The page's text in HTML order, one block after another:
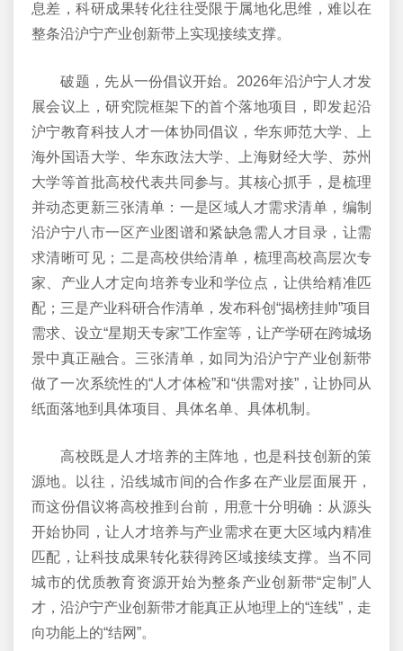
息差，科研成果转化往往受限于属地化思维，难以在
整条沿沪宁产业创新带上实现接续支撑。
破题，先从一份倡议开始。2026年沿沪宁人才发
展会议上，研究院框架下的首个落地项目，即发起沿
沪宁教育科技人才一体协同倡议，华东师范大学、上
海外国语大学、华东政法大学、上海财经大学、苏州
大学等首批高校代表共同参与。其核心抓手，是梳理
并动态更新三张清单：一是区域人才需求清单，编制
沿沪宁八市一区产业图谱和紧缺急需人才目录，让需
求清晰可见；二是高校供给清单，梳理高校高层次专
家、产业人才定向培养专业和学位点，让供给精准匹
配；三是产业科研合作清单，发布科创“揭榜挂帅”项目
需求、设立“星期天专家”工作室等，让产学研在跨城场
景中真正融合。三张清单，如同为沿沪宁产业创新带
做了一次系统性的“人才体检”和“供需对接”，让协同从
纸面落地到具体项目、具体名单、具体机制。
高校既是人才培养的主阵地，也是科技创新的策
源地。以往，沿线城市间的合作多在产业层面展开，
而这份倡议将高校推到台前，用意十分明确：从源头
开始协同，让人才培养与产业需求在更大区域内精准
匹配，让科技成果转化获得跨区域接续支撑。当不同
城市的优质教育资源开始为整条产业创新带“定制”人
才，沿沪宁产业创新带才能真正从地理上的“连线”，走
向功能上的“结网”。